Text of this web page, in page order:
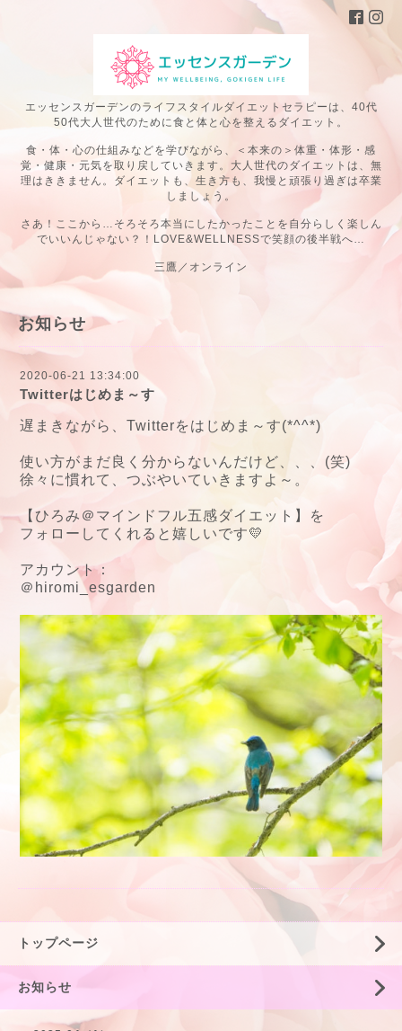
エッセンスガーデンのライフスタイルダイエットセラピーは、40代
50代大人世代のために食と体と心を整えるダイエット。
食・体・心の仕組みなどを学びながら、＜本来の＞体重・体形・感
覚・健康・元気を取り戻していきます。大人世代のダイエットは、無
理はききません。ダイエットも、生き方も、我慢と頑張り過ぎは卒業
しましょう。
さあ！ここから…そろそろ本当にしたかったことを自分らしく楽しん
でいいんじゃない？！LOVE&WELLNESSで笑顔の後半戦へ…
三鷹／オンライン
お知らせ
2020-06-21 13:34:00
Twitterはじめま～す
遅まきながら、Twitterをはじめま～す(*^^*)
使い方がまだ良く分からないんだけど、、、(笑)
徐々に慣れて、つぶやいていきますよ～。
【 ひろみ＠マインドフル五感ダイエット】を
フォローしてくれると嬉しいです💛
アカウント：
＠hiromi_esgarden
トップページ
お知らせ